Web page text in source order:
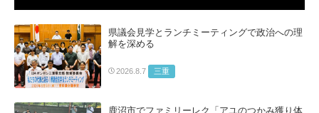
県議会見学とランチミーティングで政治への理
解を深める
2026.8.7 三重
鹿沼市でファミリーレク「アユのつかみ獲り体